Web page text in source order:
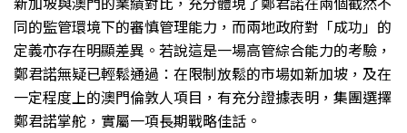
同的監管環境下的審慎管理能力，而兩地政府對「成功」的
定義亦存在明顯差異。若說這是一場高管綜合能力的考驗，
鄭君諾無疑已輕鬆通過：在限制放鬆的市場如新加坡，及在
一定程度上的澳門倫敦人項目，有充分證據表明，集團選擇
鄭君諾掌舵，實屬一項長期戰略佳話。